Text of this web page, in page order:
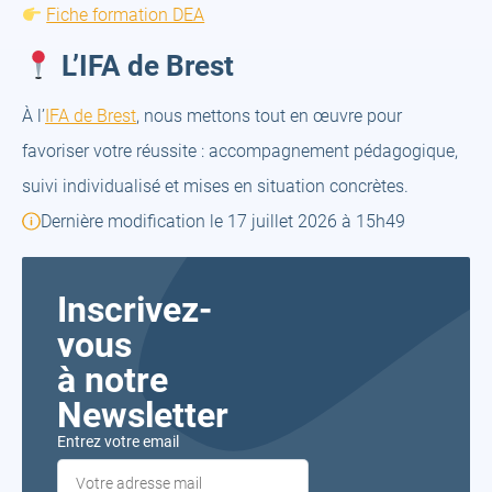
Fiche formation DEA
L’IFA de Brest
À l’IFA de Brest, nous mettons tout en œuvre pour
favoriser votre réussite : accompagnement pédagogique,
suivi individualisé et mises en situation concrètes.
Dernière modification le 17 juillet 2026 à 15h49
Inscrivez-
vous
à notre
Newsletter
Entrez votre email